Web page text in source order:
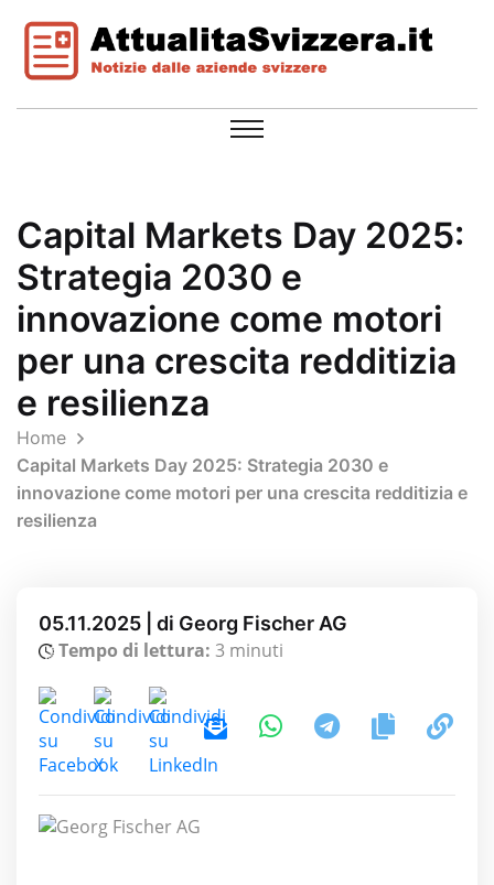
Capital Markets Day 2025:
Strategia 2030 e
innovazione come motori
per una crescita redditizia
e resilienza
Home
Capital Markets Day 2025: Strategia 2030 e
innovazione come motori per una crescita redditizia e
resilienza
05.11.2025 | di Georg Fischer AG
Tempo di lettura: 3 minuti